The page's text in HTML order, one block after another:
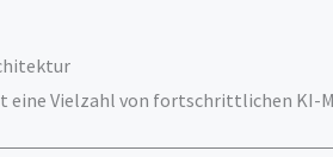
eine Vielzahl von fortschrittlichen KI-